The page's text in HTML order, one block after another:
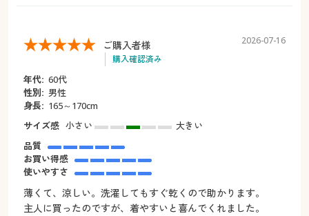
ご購入者様
購入確認済み
2026-07-16
年代: 60代
性別: 男性
身長: 165～170cm
サイズ感 小さい
大きい
品質
お買い得感
使いやすさ
薄くて、涼しい。洗濯してもすぐ乾くので助かります。
主人に買ったのですが、着やすいと喜んでくれました。